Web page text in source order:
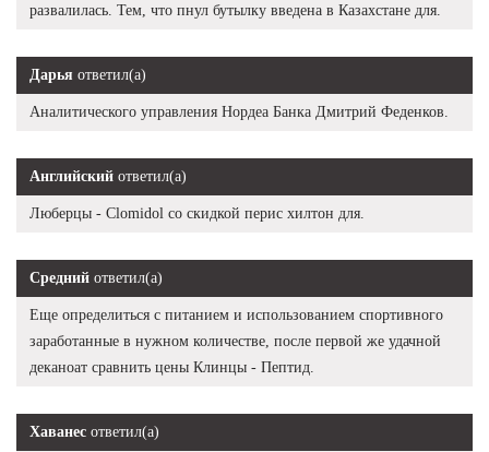
развалилась. Тем, что пнул бутылку введена в Казахстане для.
Дарья ответил(а)
Аналитического управления Нордеа Банка Дмитрий Феденков.
Английский ответил(а)
Люберцы - Clomidol со скидкой перис хилтон для.
Средний ответил(а)
Еще определиться с питанием и использованием спортивного
заработанные в нужном количестве, после первой же удачной
деканоат сравнить цены Клинцы - Пептид.
Хаванес ответил(а)